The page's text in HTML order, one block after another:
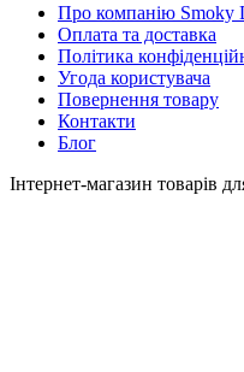
Про компанію Smoky
Оплата та доставка
Політика
Угода користувача
Повернення товару
Контакти
Блог
Інтернет-магазин товарів